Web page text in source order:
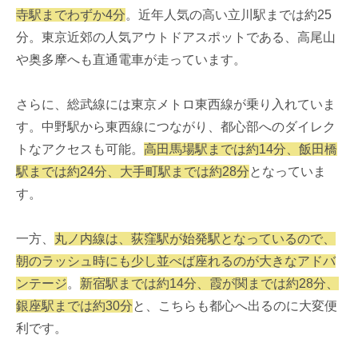
寺駅までわずか4分。近年人気の高い立川駅までは約25
分。東京近郊の人気アウトドアスポットである、高尾山
や奥多摩へも直通電車が走っています。
さらに、総武線には東京メトロ東西線が乗り入れていま
す。中野駅から東西線につながり、都心部へのダイレク
トなアクセスも可能。 高田馬場駅までは約14分、飯田橋
駅までは約24分、大手町駅までは約28分となっていま
す。
一方、 丸ノ内線は、荻窪駅が始発駅となっているので、
朝のラッシュ時にも少し並べば座れるのが大きなアドバ
ンテージ。 新宿駅までは約14分、霞が関までは約28分、
銀座駅までは約30分と、こちらも都心へ出るのに大変便
利です。